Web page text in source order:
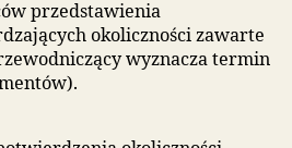
w zakładce
https://rekrutacje-
publicw zakładce
zgodności